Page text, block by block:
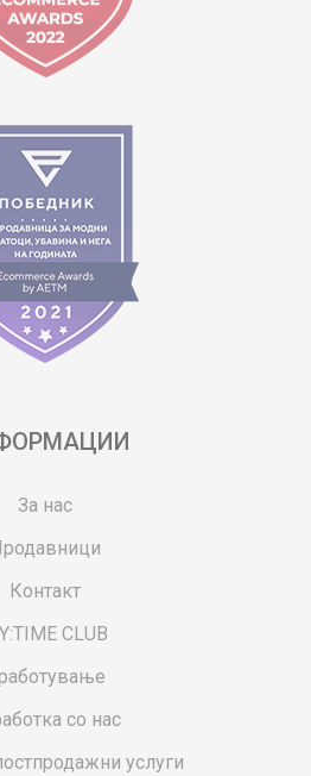
За нас
Контакт
CLUB
со нас
услуги